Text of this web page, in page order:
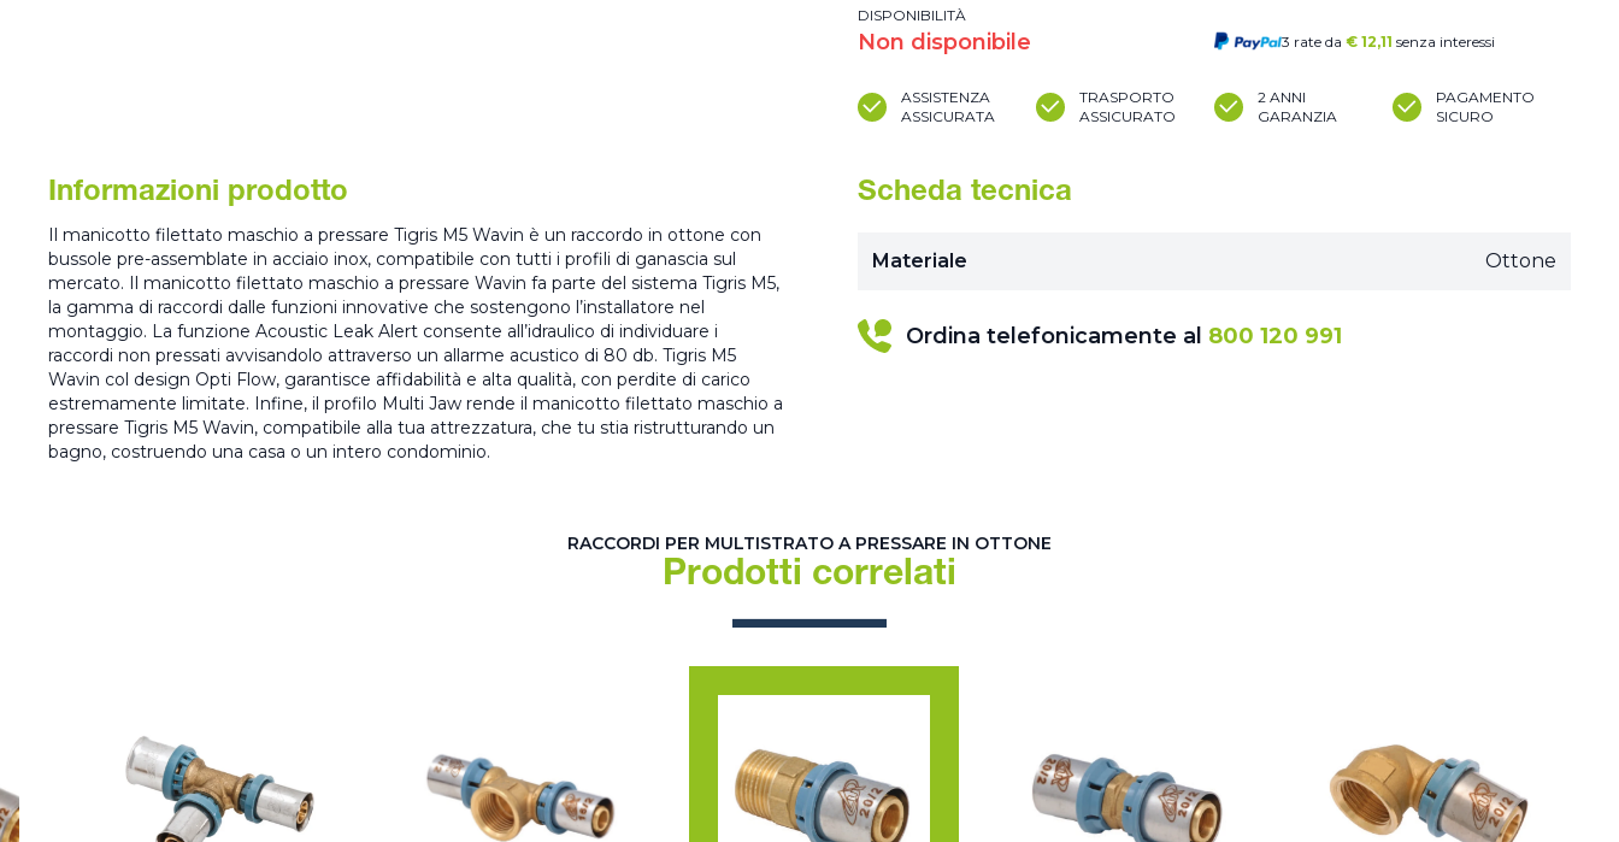
DISPONIBILITÀ
Non disponibile 3 rate da € 12,11 senza interessi
ASSISTENZA
ASSICURATA
TRASPORTO
ASSICURATO
2 ANNI
GARANZIA
PAGAMENTO
SICURO
Informazioni prodotto
Il manicotto filettato maschio a pressare Tigris M5 Wavin è un raccordo in ottone con
bussole pre-assemblate in acciaio inox, compatibile con tutti i profili di ganascia sul
mercato. Il manicotto filettato maschio a pressare Wavin fa parte del sistema Tigris M5,
la gamma di raccordi dalle funzioni innovative che sostengono l’installatore nel
montaggio. La funzione Acoustic Leak Alert consente all’idraulico di individuare i
raccordi non pressati avvisandolo attraverso un allarme acustico di 80 db. Tigris M5
Wavin col design Opti Flow, garantisce affidabilità e alta qualità, con perdite di carico
estremamente limitate. Infine, il profilo Multi Jaw rende il manicotto filettato maschio a
pressare Tigris M5 Wavin, compatibile alla tua attrezzatura, che tu stia ristrutturando un
bagno, costruendo una casa o un intero condominio.
Scheda tecnica
Materiale Ottone
Ordina telefonicamente al 800 120 991
RACCORDI PER MULTISTRATO A PRESSARE IN OTTONE
Prodotti correlati